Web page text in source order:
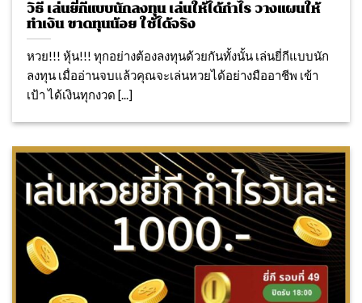
วิธี เล่นยี่กีแบบนักลงทุน เล่นให้ได้กำไร วางแผนให้
ทำเงิน ขาดทุนน้อย ใช้ได้จริง
หวย!!! หุ้น!!! ทุกอย่างต้องลงทุนด้วยกันทั้งนั้น เล่นยี่กีแบบนัก
ลงทุน เมื่ออ่านจบแล้วคุณจะเล่นหวยได้อย่างมืออาชีพ เข้า
เป้า ได้เงินทุกงวด [...]